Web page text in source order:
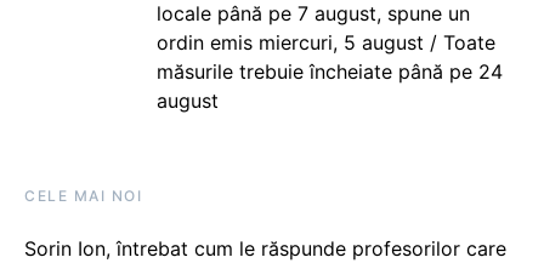
locale până pe 7 august, spune un
ordin emis miercuri, 5 august / Toate
măsurile trebuie încheiate până pe 24
august
CELE MAI NOI
Sorin Ion, întrebat cum le răspunde profesorilor care